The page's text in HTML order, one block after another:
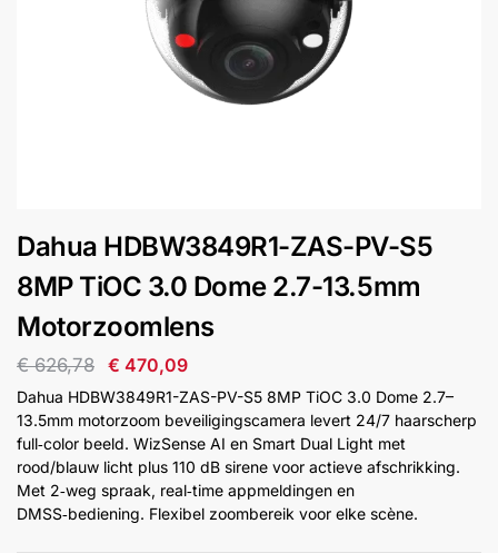
&
Intercom
Branddetectie
Inbraakbeveiliging
Merken
Dahua HDBW3849R1-ZAS-PV-S5
8MP TiOC 3.0 Dome 2.7-13.5mm
Motorzoomlens
€626,78 € 470,09
Dahua HDBW3849R1-ZAS-PV-S5 8MP TiOC 3.0 Dome 2.7–
13.5mm motorzoom beveiligingscamera levert 24/7 haarscherp
full‑color beeld. WizSense AI en Smart Dual Light met
rood/blauw licht plus 110 dB sirene voor actieve afschrikking.
Met 2‑weg spraak, real‑time appmeldingen en
DMSS‑bediening. Flexibel zoombereik voor elke scène.